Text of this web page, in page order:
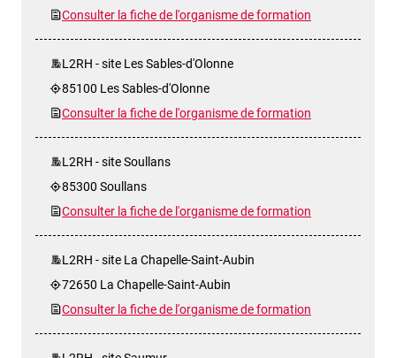
Consulter la fiche de l'organisme de formation
L2RH - site Les Sables-d'Olonne
85100 Les Sables-d'Olonne
Consulter la fiche de l'organisme de formation
L2RH - site Soullans
85300 Soullans
Consulter la fiche de l'organisme de formation
L2RH - site La Chapelle-Saint-Aubin
72650 La Chapelle-Saint-Aubin
Consulter la fiche de l'organisme de formation